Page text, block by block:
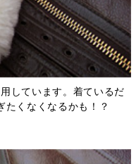
しています。着ているだ
たくなくなるかも！？